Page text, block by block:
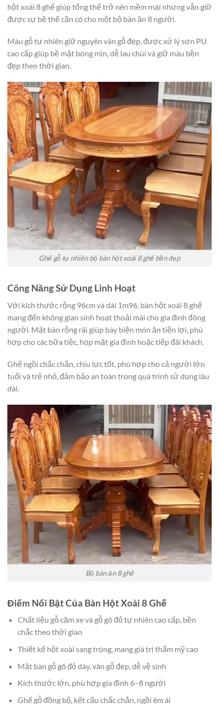
hột xoài 8 ghế giúp tổng thể trở nên mềm mại nhưng vẫn giữ
được sự bề thế cần có cho một bộ bàn ăn 8 người.
Màu gỗ tự nhiên giữ nguyên vân gỗ đẹp, được xử lý sơn PU
cao cấp giúp bề mặt bóng mịn, dễ lau chùi và giữ màu bền
đẹp theo thời gian.
Ghế gỗ tự nhiên bộ bàn hột xoài 8 ghế bền đẹp
Công Năng Sử Dụng Linh Hoạt
Với kích thước rộng 96cm và dài 1m96, bàn hột xoài 8 ghế
mang đến không gian sinh hoạt thoải mái cho gia đình đông
người. Mặt bàn rộng rãi giúp bày biện món ăn tiện lợi, phù
hợp cho các bữa tiệc, họp mặt gia đình hoặc tiếp đãi khách.
Ghế ngồi chắc chắn, chịu lực tốt, phù hợp cho cả người lớn
tuổi và trẻ nhỏ, đảm bảo an toàn trong quá trình sử dụng lâu
dài.
Bộ bàn ăn 8 ghế
Điểm Nổi Bật Của Bàn Hột Xoài 8 Ghế
Chất liệu gỗ căm xe và gỗ gõ đỏ tự nhiên cao cấp, bền
chắc theo thời gian
Thiết kế hột xoài sang trọng, mang giá trị thẩm mỹ cao
Mặt bàn gỗ gõ đỏ dày, vân gỗ đẹp, dễ vệ sinh
Kích thước lớn, phù hợp gia đình 6–8 người
Ghế gỗ đồng bộ, kết cấu chắc chắn, ngồi êm ái